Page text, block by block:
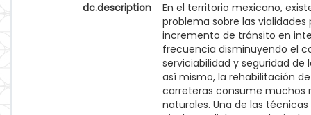
dc.description
En el territorio mexicano,
problema sobre las vialidades
incremento de tránsito en
frecuencia disminuyendo el
serviciabilidad y seguridad de
así mismo, la rehabilitación
carreteras consume muchos
naturales. Una de las